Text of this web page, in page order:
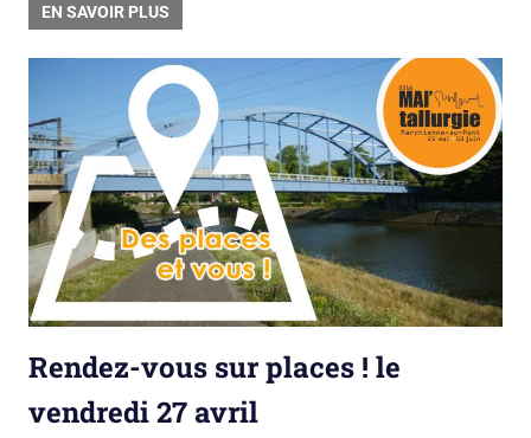
EN SAVOIR PLUS
Rendez-vous sur places ! le
vendredi 27 avril